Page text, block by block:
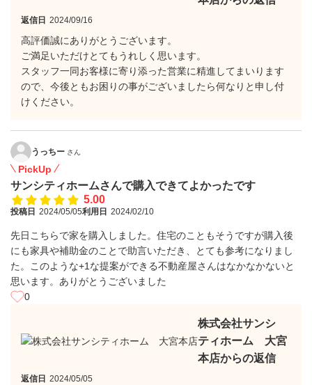
返信日 2024/09/16
高評価誠にありがとうございます。
ご満足いただけとてもうれしく思います。
スタッフ一同お客様に寄り添った営業に精進してまいります
ので、今後ともお困りの事がございましたら何なりと申し付
けください。
うっちー さん
PickUp
サンシティホームさんで購入できてよかったです
5.00
投稿日 2024/05/05利用日 2024/02/10
先日こちらで家を購入しました。住宅のこともそうですが購入後
にも家具や補助金のことで助言いただき、とても参考になりまし
た。このような+1な提案ができる不動産屋さんはなかなかないと
思います。ありがとうございました
0
株式会社サンシ
ティホーム 大宮
本店からの返信
返信日 2024/05/05